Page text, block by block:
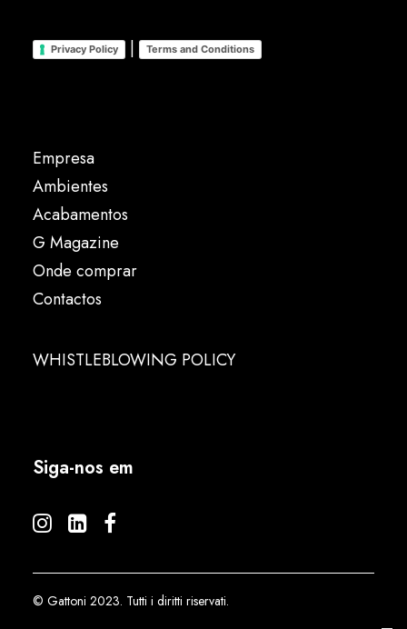
Privacy Policy | Terms and Conditions
Empresa
Ambientes
Acabamentos
G Magazine
Onde comprar
Contactos
WHISTLEBLOWING POLICY
Siga-nos em
© Gattoni 2023. Tutti i diritti riservati.